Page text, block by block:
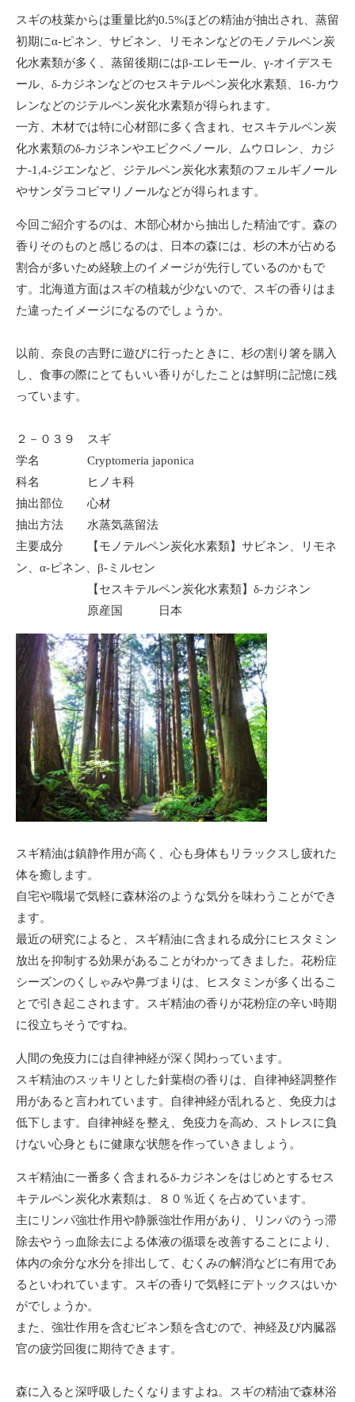
スギの枝葉からは重量比約0.5%ほどの精油が抽出され、蒸留
初期にα-ピネン、サビネン、リモネンなどのモノテルペン炭
化水素類が多く、蒸留後期にはβ-エレモール、γ-オイデスモ
ール、δ-カジネンなどのセスキテルペン炭化水素類、16-カウ
レンなどのジテルペン炭化水素類が得られます。
一方、木材では特に心材部に多く含まれ、セスキテルペン炭
化水素類のδ-カジネンやエピクベノール、ムウロレン、カジ
ナ-1,4-ジエンなど、ジテルペン炭化水素類のフェルギノール
やサンダラコピマリノールなどが得られます。
今回ご紹介するのは、木部心材から抽出した精油です。森の
香りそのものと感じるのは、日本の森には、杉の木が占める
割合が多いため経験上のイメージが先行しているのかもで
す。北海道方面はスギの植栽が少ないので、スギの香りはま
た違ったイメージになるのでしょうか。
以前、奈良の吉野に遊びに行ったときに、杉の割り箸を購入
し、食事の際にとてもいい香りがしたことは鮮明に記憶に残
っています。
２－０３９ スギ
学名 Cryptomeria japonica
科名 ヒノキ科
抽出部位 心材
抽出方法 水蒸気蒸留法
主要成分 【モノテルペン炭化水素類】サビネン、リモネ
ン、α-ピネン、β-ミルセン
【セスキテルペン炭化水素類】δ-カジネン
原産国 日本
スギ精油は鎮静作用が高く、心も身体もリラックスし疲れた
体を癒します。
自宅や職場で気軽に森林浴のような気分を味わうことができ
ます。
最近の研究によると、スギ精油に含まれる成分にヒスタミン
放出を抑制する効果があることがわかってきました。花粉症
シーズンのくしゃみや鼻づまりは、ヒスタミンが多く出るこ
とで引き起こされます。スギ精油の香りが花粉症の辛い時期
に役立ちそうですね。
人間の免疫力には自律神経が深く関わっています。
スギ精油のスッキリとした針葉樹の香りは、自律神経調整作
用があると言われています。自律神経が乱れると、免疫力は
低下します。自律神経を整え、免疫力を高め、ストレスに負
けない心身ともに健康な状態を作っていきましょう。
スギ精油に一番多く含まれるδ-カジネンをはじめとするセス
キテルペン炭化水素類は、８０％近くを占めています。
主にリンパ強壮作用や静脈強壮作用があり、リンパのうっ滞
除去やうっ血除去による体液の循環を改善することにより、
体内の余分な水分を排出して、むくみの解消などに有用であ
るといわれています。スギの香りで気軽にデトックスはいか
がでしょうか。
また、強壮作用を含むピネン類を含むので、神経及び内臓器
官の疲労回復に期待できます。
森に入ると深呼吸したくなりますよね。スギの精油で森林浴